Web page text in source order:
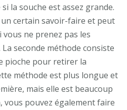
la souche est assez grande.
certain savoir-faire et peut
ne prenez pas les
seconde méthode consiste
pioche pour retirer la
méthode est plus longue et
mais elle est beaucoup
vous pouvez également faire